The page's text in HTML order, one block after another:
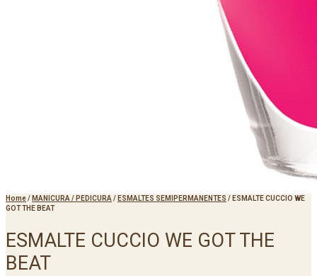
Home/ MANICURA / PEDICURA / ESMALTES SEMIPERMANENTES / ESMALTE CUCCIO WE
GOT THE BEAT
ESMALTE CUCCIO WE GOT THE
BEAT